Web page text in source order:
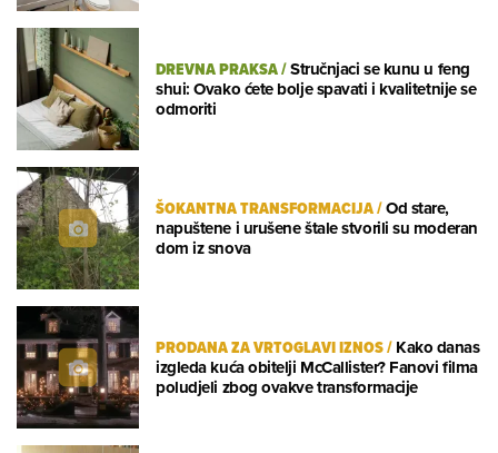
DREVNA PRAKSA/Stručnjaci se kunu u feng
shui: Ovako ćete bolje spavati i kvalitetnije se
odmoriti
ŠOKANTNA TRANSFORMACIJA/Od stare,
napuštene i urušene štale stvorili su moderan
dom iz snova
PRODANA ZA VRTOGLAVI IZNOS/Kako danas
izgleda kuća obitelji McCallister? Fanovi filma
poludjeli zbog ovakve transformacije